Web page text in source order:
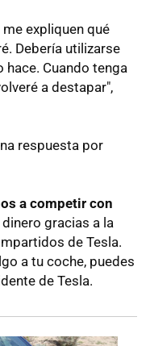
expliquen qué
Debería utilizarse
hace. Cuando tenga
a destapar",
respuesta por
a competir con
gracias a la
de Tesla.
a tu coche, puedes
de Tesla.